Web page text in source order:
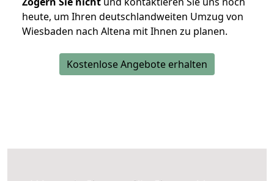
heute, um Ihren deutschlandweiten Umzug von
Wiesbaden nach Altena mit Ihnen zu planen.
Kostenlose Angebote erhalten